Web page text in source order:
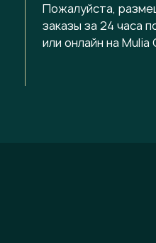
Пожалуйста,
заказы за 24 часа
или онлайн на